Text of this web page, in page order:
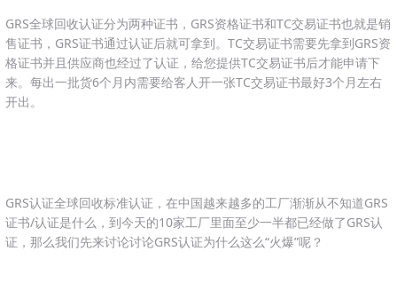
GRS全球回收认证分为两种证书，GRS资格证书和TC交易证书也就是销
售证书，GRS证书通过认证后就可拿到。TC交易证书需要先拿到GRS资
格证书并且供应商也经过了认证，给您提供TC交易证书后才能申请下
来。每出一批货6个月内需要给客人开一张TC交易证书最好3个月左右
开出。
GRS认证全球回收标准认证，在中国越来越多的工厂渐渐从不知道GRS
证书/认证是什么，到今天的10家工厂里面至少一半都已经做了GRS认
证，那么我们先来讨论讨论GRS认证为什么这么“火爆”呢？